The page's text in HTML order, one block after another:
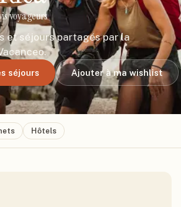
voyageurs
et séjours partagés par la
séjours Ajouter à ma wishlist
Hôtels